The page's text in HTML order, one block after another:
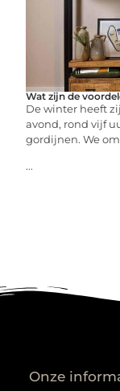
Wat zijn de
De winter heeft
avond, rond vijf
gordijnen. We
...
Onze